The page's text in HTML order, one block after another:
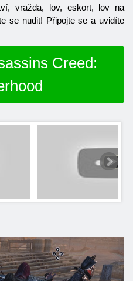
vražda, lov, eskort, lov na
se nudit! Připojte se a uvidíte
Creed: